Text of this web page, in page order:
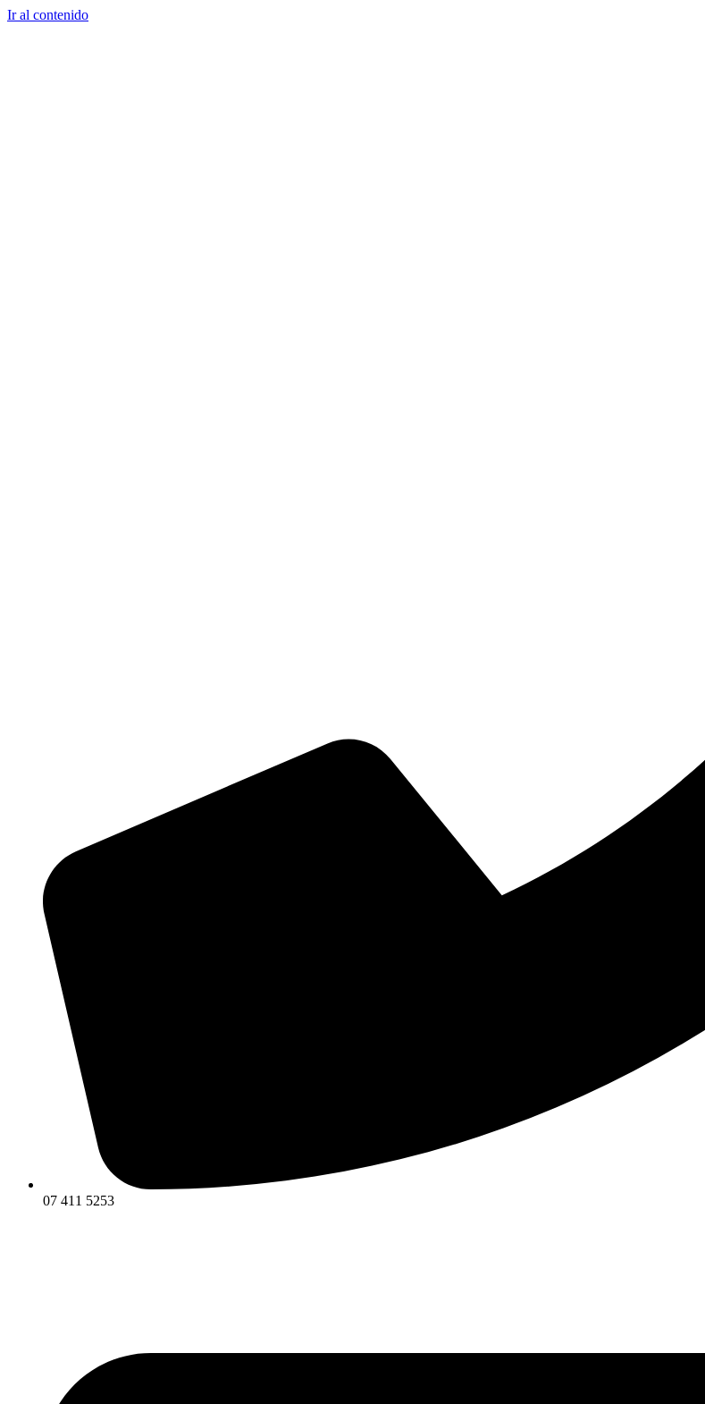
Ir al contenido
07 411 5253